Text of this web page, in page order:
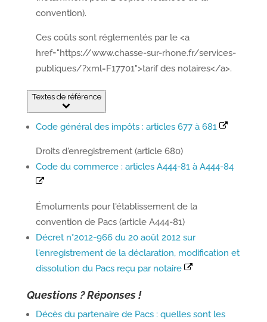
convention).
Ces coûts sont réglementés par le <a
href="https://www.chasse-sur-rhone.fr/services-
publiques/?xml=F17701">tarif des notaires</a>.
Textes de référence
Code général des impôts : articles 677 à 681
Droits d'enregistrement (article 680)
Code du commerce : articles A444-81 à A444-84
Émoluments pour l'établissement de la
convention de Pacs (article A444-81)
Décret n°2012-966 du 20 août 2012 sur
l'enregistrement de la déclaration, modification et
dissolution du Pacs reçu par notaire
Questions ? Réponses !
Décès du partenaire de Pacs : quelles sont les
a